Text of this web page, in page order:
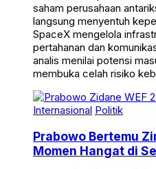
saham perusahaan
langsung menyentuh
SpaceX mengelola
pertahanan dan
analis menilai potensi
membuka celah risiko
Internasional Politik
Prabowo Bertemu
Momen Hangat di